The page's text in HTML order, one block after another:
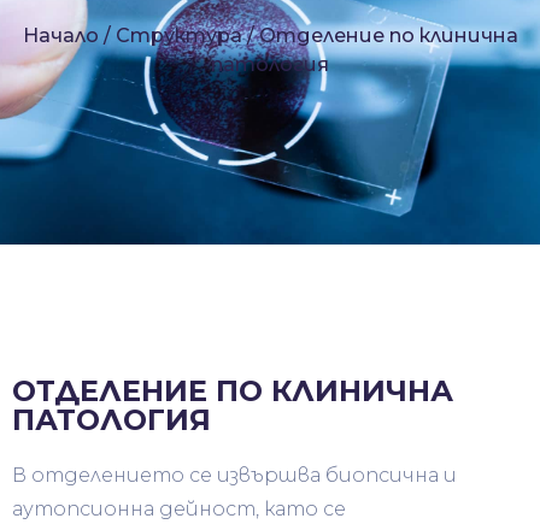
Начало / Структура/Отделение по клинична
патология
ОТДЕЛЕНИЕ ПО КЛИНИЧНА
ПАТОЛОГИЯ
В отделението се извършва биопсична и
аутопсионна дейност, като се